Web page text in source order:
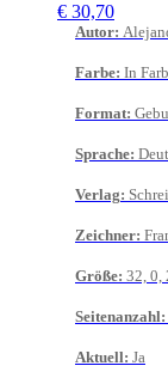
€ 30,70
Autor:
Farbe: In
Format:
Sprache:
Verlag:
Zeichner:
Größe: 32, 0,
Seitenanzahl:
Aktuell: Ja